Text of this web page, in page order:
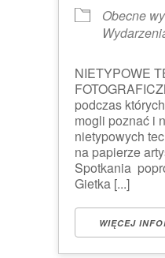
Obecne
NIETYPOWE
podczas
mogli poznać i
nietypowych
na papierze
Spotkania
Gietka [...]
WIĘCEJ